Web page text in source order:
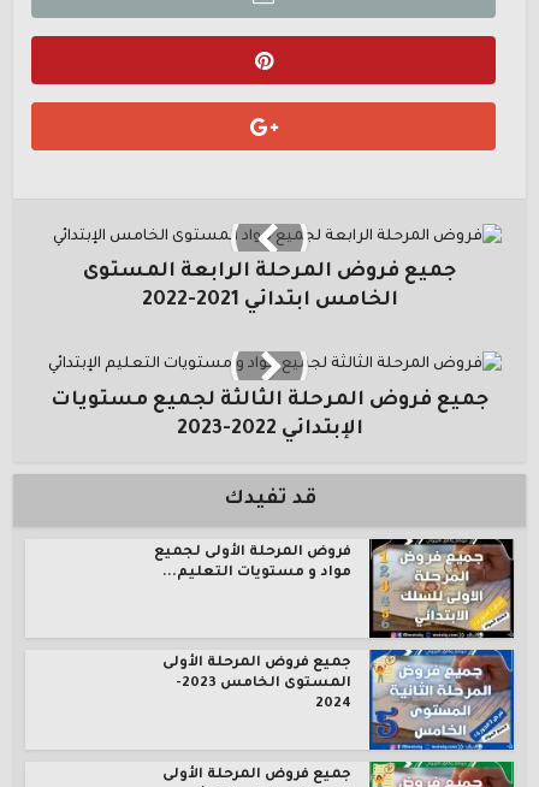
جميع فروض المرحلة الرابعة المستوى
الخامس ابتدائي 2021-2022
جميع فروض المرحلة الثالثة لجميع مستويات
الإبتدائي 2022-2023
قد تفيدك
فروض المرحلة الأولى لجميع
مواد و مستويات التعليم...
جميع فروض المرحلة الأولى
المستوى الخامس 2023-
2024
جميع فروض المرحلة الأولى